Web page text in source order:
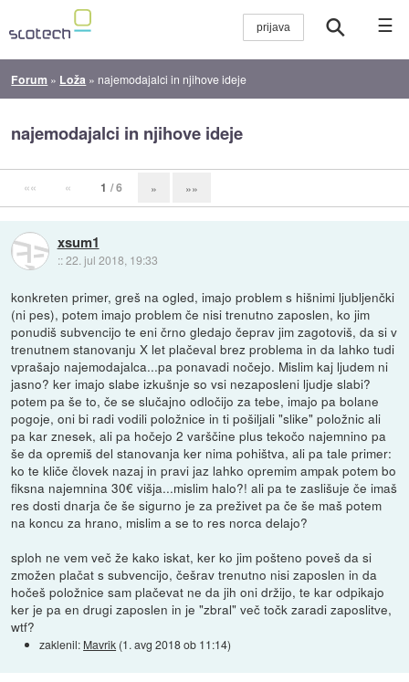
☰
Forum » Loža » najemodajalci in njihove ideje
najemodajalci in njihove ideje
«« « 1 / 6 » »»
xsum1
::22. jul 2018, 19:33
konkreten primer, greš na ogled, imajo problem s hišnimi ljubljenčki
(ni pes), potem imajo problem če nisi trenutno zaposlen, ko jim
ponudiš subvencijo te eni črno gledajo čeprav jim zagotoviš, da si v
trenutnem stanovanju X let plačeval brez problema in da lahko tudi
vprašajo najemodajalca...pa ponavadi nočejo. Mislim kaj ljudem ni
jasno? ker imajo slabe izkušnje so vsi nezaposleni ljudje slabi?
potem pa še to, če se slučajno odločijo za tebe, imajo pa bolane
pogoje, oni bi radi vodili položnice in ti pošiljali "slike" položnic ali
pa kar znesek, ali pa hočejo 2 varščine plus tekočo najemnino pa
še da opremiš del stanovanja ker nima pohištva, ali pa tale primer:
ko te kliče človek nazaj in pravi jaz lahko opremim ampak potem bo
fiksna najemnina 30€ višja...mislim halo?! ali pa te zaslišuje če imaš
res dosti dnarja če še sigurno je za preživet pa če še maš potem
na koncu za hrano, mislim a se to res norca delajo?
sploh ne vem več že kako iskat, ker ko jim pošteno poveš da si
zmožen plačat s subvencijo, češrav trenutno nisi zaposlen in da
hočeš položnice sam plačevat ne da jih oni držijo, te kar odpikajo
ker je pa en drugi zaposlen in je "zbral" več točk zaradi zaposlitve,
wtf?
zaklenil: Mavrik (1. avg 2018 ob 11:14)